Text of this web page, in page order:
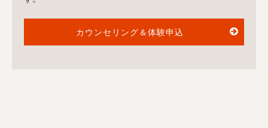
カウンセリング＆体験申込